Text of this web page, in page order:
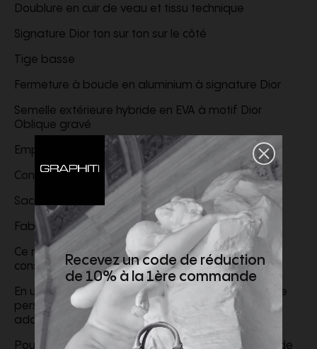
Doublure en cuir de veau et tissu technique
Signature Dior ton sur ton sur le côté
Tige basse
Fermeture à boucle en aluminium à signature Dior
Semelle extérieure hybride en EVA à motif Dior
Oblique gravé
Empiècement en tissu technique sur le col
Construction soudée
Sac de protection inclus
Fabriqué en Italie
Ce modèle chausse normalement, nous vous
conseillons de prendre votre pointure habituelle
En utilisant notre outil de recommandation de taille
personnalisée, vous obtiendrez la taille la plus
adaptée à votre morphologie
Pour plus d'informations, merci de consulter le guide
Recevez un code de réduction
de 10% à la 1ère commande